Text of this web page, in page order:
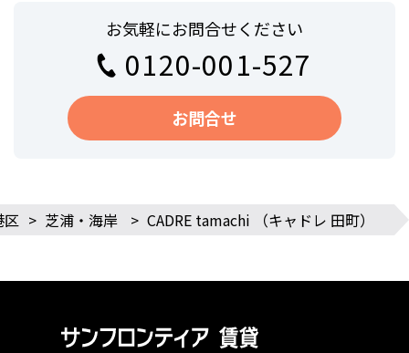
お気軽にお問合せください
0120-001-527
お問合せ
区 > 芝浦・海岸 > CADRE tamachi （キャドレ 田町）